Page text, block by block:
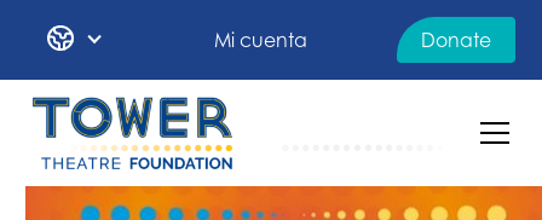
Mi cuenta Donate